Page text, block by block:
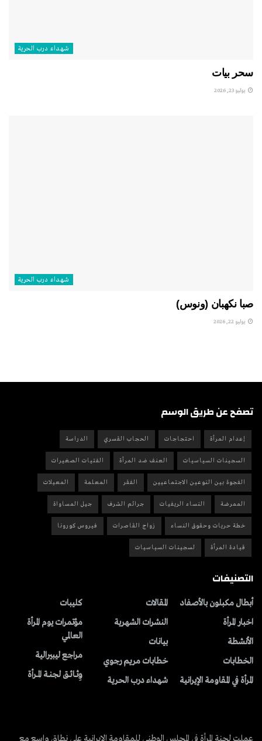
شهداء درب الحرية
سحر بيات
يوليو 23, 2026
شهداء درب الحرية
صبا نكهبان (ونوس)
يوليو 22, 2026
تصفح عن طريق الوسم
إعدام المرأة احتجاجات الحجاب القسري الدراسة
السجينات السياسيات العنف ضد المرأة الفتيات الصغيرات
الفجوة بين النوعين الاجتماعيين الفقر المعلمة المعيلات
الممرضة النساء الريفيات جرائم الشرف جيل المساواة
خطة حريات وحقوق النساء زواج القاصرات فيروس كورونا
قيادة المرأة لسجينات السياسيات
التصنيفات
أبطال مكبلون بالأصفاد
اخبار المرأة
الأنشطة
الخطابات
المرأة في المقاومة الإيرانية
المقالات
النشرات الشهریة
بیانات
خطابات مريم رجوي
شهداء درب الحرية
کلیبات
مؤتمرات يوم المرأة
العالمي
مراجع ليبيرالية
وِثــائــق لجنــة المــرأة